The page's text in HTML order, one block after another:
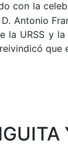
con la
Antonio
URSS y